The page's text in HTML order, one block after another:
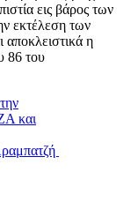
εις βάρος των
εκτέλεση των
αποκλειστικά η
86 του
και